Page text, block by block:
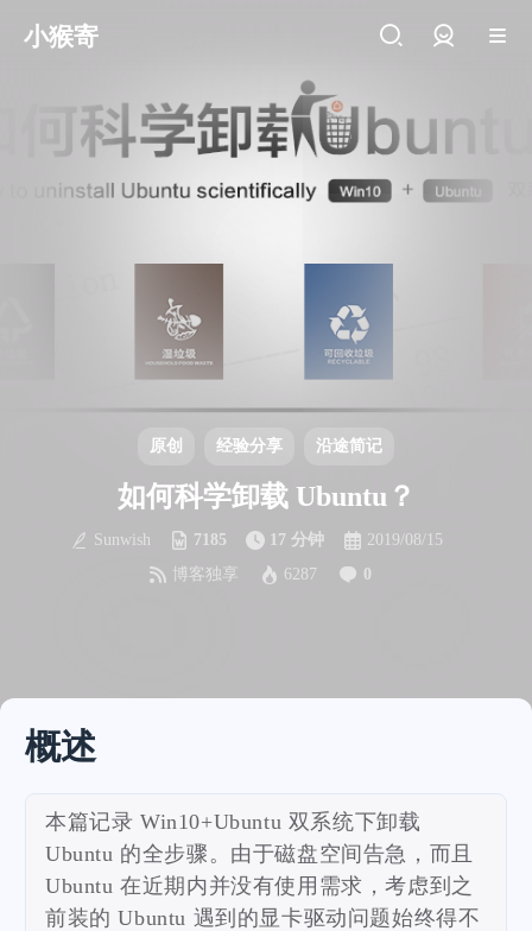
小猴寄
原创 经验分享 沿途简记
如何科学卸载 Ubuntu？
Sunwish 7185 17 分钟
2019/08/15
博客独享
6287 0
概述
本篇记录 Win10+Ubuntu 双系统下卸载
Ubuntu 的全步骤。由于磁盘空间告急，而且
Ubuntu 在近期内并没有使用需求，考虑到之
前装的 Ubuntu 遇到的显卡驱动问题始终得不